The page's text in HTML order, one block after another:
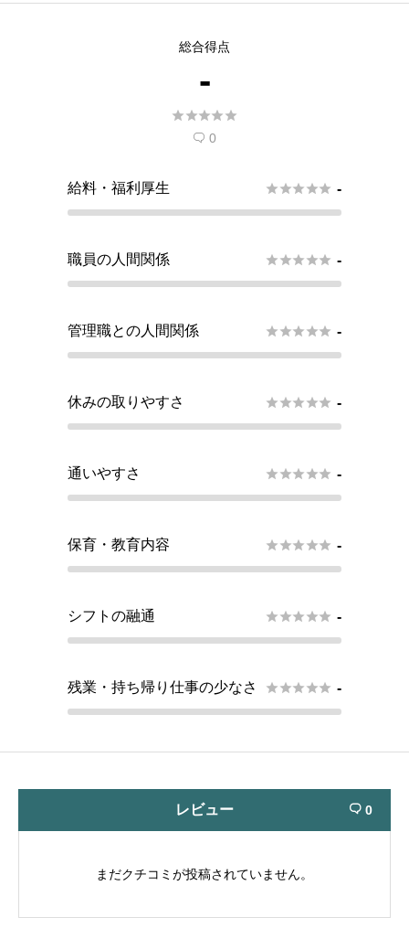
総合得点
-

 0
給料・福利厚生  -
職員の人間関係  -
管理職との人間関係  -
休みの取りやすさ  -
通いやすさ  -
保育・教育内容  -
シフトの融通  -
残業・持ち帰り仕事の少なさ  -
レビュー  0
まだクチコミが投稿されていません。